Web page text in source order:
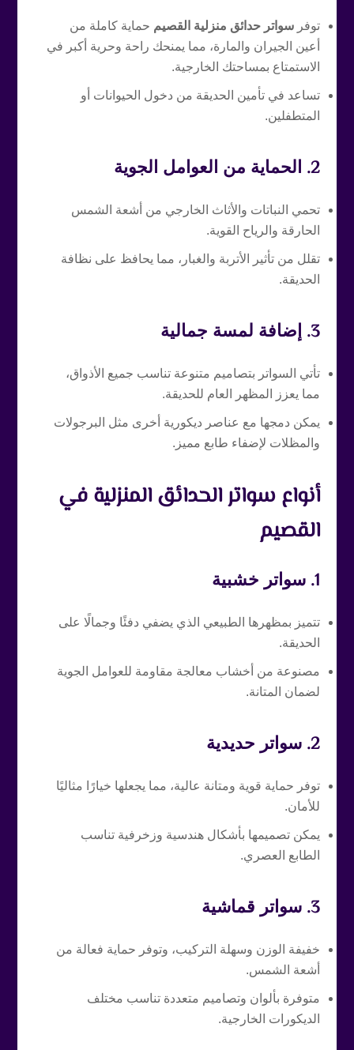
توفر سواتر حدائق منزلية القصيم حماية كاملة من
أعين الجيران والمارة، مما يمنحك راحة وحرية أكبر في
الاستمتاع بمساحتك الخارجية.
تساعد في تأمين الحديقة من دخول الحيوانات أو
المتطفلين.
2. الحماية من العوامل الجوية
تحمي النباتات والأثاث الخارجي من أشعة الشمس
الحارقة والرياح القوية.
تقلل من تأثير الأتربة والغبار، مما يحافظ على نظافة
الحديقة.
3. إضافة لمسة جمالية
تأتي السواتر بتصاميم متنوعة تناسب جميع الأذواق،
مما يعزز المظهر العام للحديقة.
يمكن دمجها مع عناصر ديكورية أخرى مثل البرجولات
والمظلات لإضفاء طابع مميز.
أنواع سواتر الحدائق المنزلية في
القصيم
1. سواتر خشبية
تتميز بمظهرها الطبيعي الذي يضفي دفئًا وجمالًا على
الحديقة.
مصنوعة من أخشاب معالجة مقاومة للعوامل الجوية
لضمان المتانة.
2. سواتر حديدية
توفر حماية قوية ومتانة عالية، مما يجعلها خيارًا مثاليًا
للأمان.
يمكن تصميمها بأشكال هندسية وزخرفية تناسب
الطابع العصري.
3. سواتر قماشية
خفيفة الوزن وسهلة التركيب، وتوفر حماية فعالة من
أشعة الشمس.
متوفرة بألوان وتصاميم متعددة تناسب مختلف
الديكورات الخارجية.